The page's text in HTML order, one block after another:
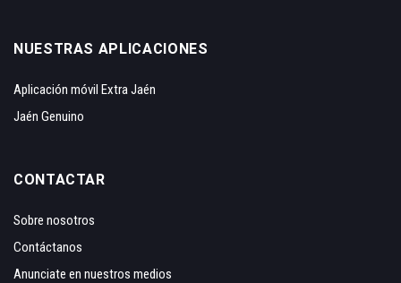
NUESTRAS APLICACIONES
Aplicación móvil Extra Jaén
Jaén Genuino
CONTACTAR
Sobre nosotros
Contáctanos
Anunciate en nuestros medios